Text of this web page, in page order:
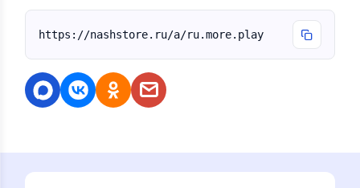
https://nashstore.ru/a/ru.more.play